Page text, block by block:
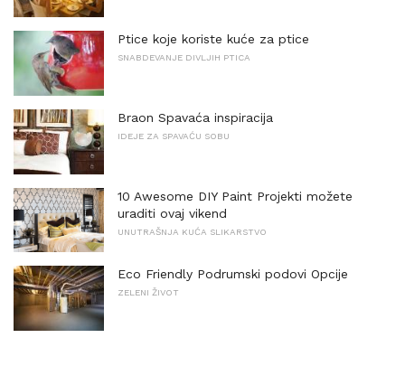
Ptice koje koriste kuće za ptice
SNABDEVANJE DIVLJIH PTICA
Braon Spavaća inspiracija
IDEJE ZA SPAVAĆU SOBU
10 Awesome DIY Paint Projekti možete
uraditi ovaj vikend
UNUTRAŠNJA KUĆA SLIKARSTVO
Eco Friendly Podrumski podovi Opcije
ZELENI ŽIVOT